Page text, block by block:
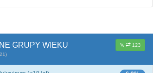
% 123
GRUPY WIEKU